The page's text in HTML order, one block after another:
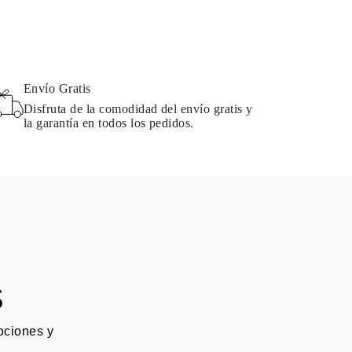
Envío Gratis
Disfruta de la comodidad del envío gratis y
la garantía en todos los pedidos.
y